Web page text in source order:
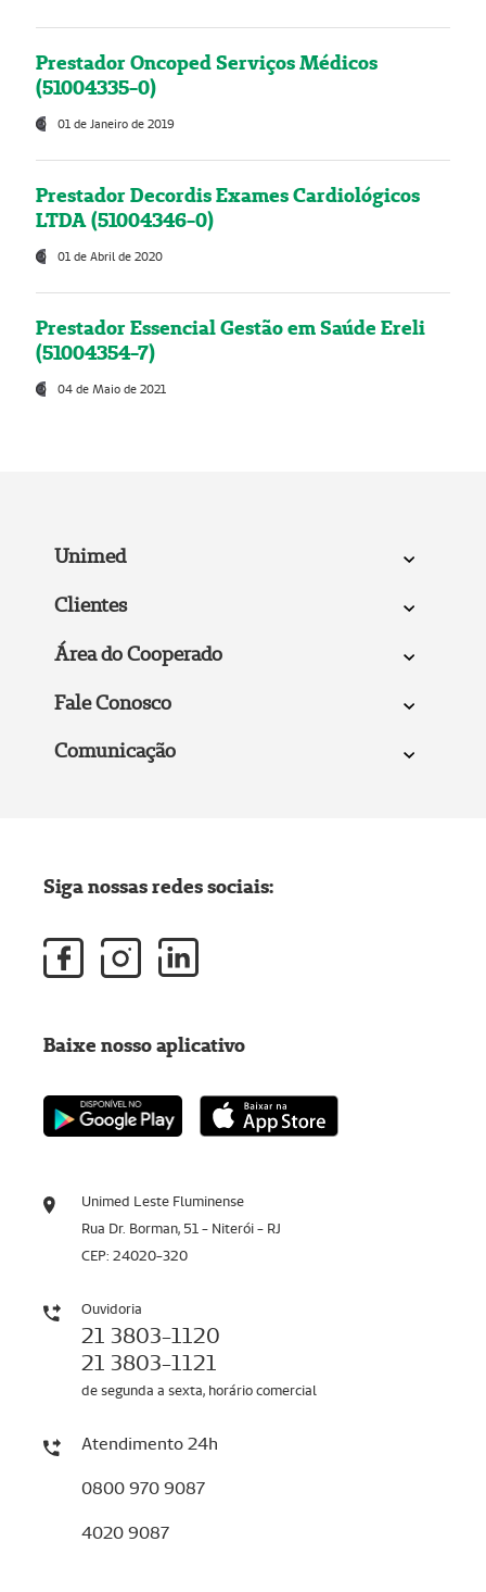
Prestador Oncoped Serviços Médicos
(51004335-0)
01 de Janeiro de 2019
Prestador Decordis Exames Cardiológicos
LTDA (51004346-0)
01 de Abril de 2020
Prestador Essencial Gestão em Saúde Ereli
(51004354-7)
04 de Maio de 2021
Unimed
Clientes
Área do Cooperado
Fale Conosco
Comunicação
Unimed Leste Fluminense
Rua Dr. Borman, 51 - Niterói - RJ
CEP: 24020-320
Ouvidoria
21 3803-1120
21 3803-1121
de segunda a sexta, horário comercial
Atendimento 24h
0800 970 9087
4020 9087
Siga nossas redes sociais:
Baixe nosso aplicativo